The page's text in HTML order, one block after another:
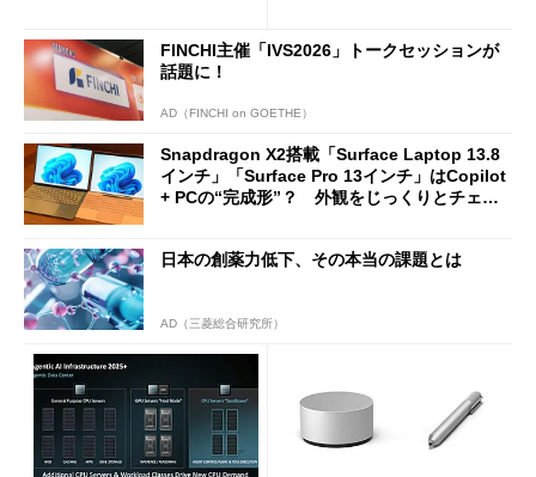
FINCHI主催「IVS2026」トークセッションが
話題に！
AD（FINCHI on GOETHE）
Snapdragon X2搭載「Surface Laptop 13.8
インチ」「Surface Pro 13インチ」はCopilot
+ PCの“完成形”？ 外観をじっくりとチェッ
日本の創薬力低下、その本当の課題とは
AD（三菱総合研究所）